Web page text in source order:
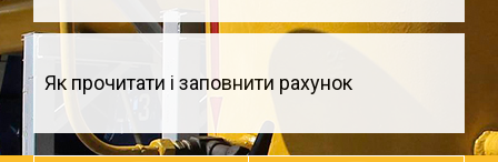
Як прочитати і заповнити рахунок